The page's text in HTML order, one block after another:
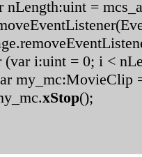
nLength:uint =
(var i:uint = 0; i <
my_mc:MovieClip
xStop();